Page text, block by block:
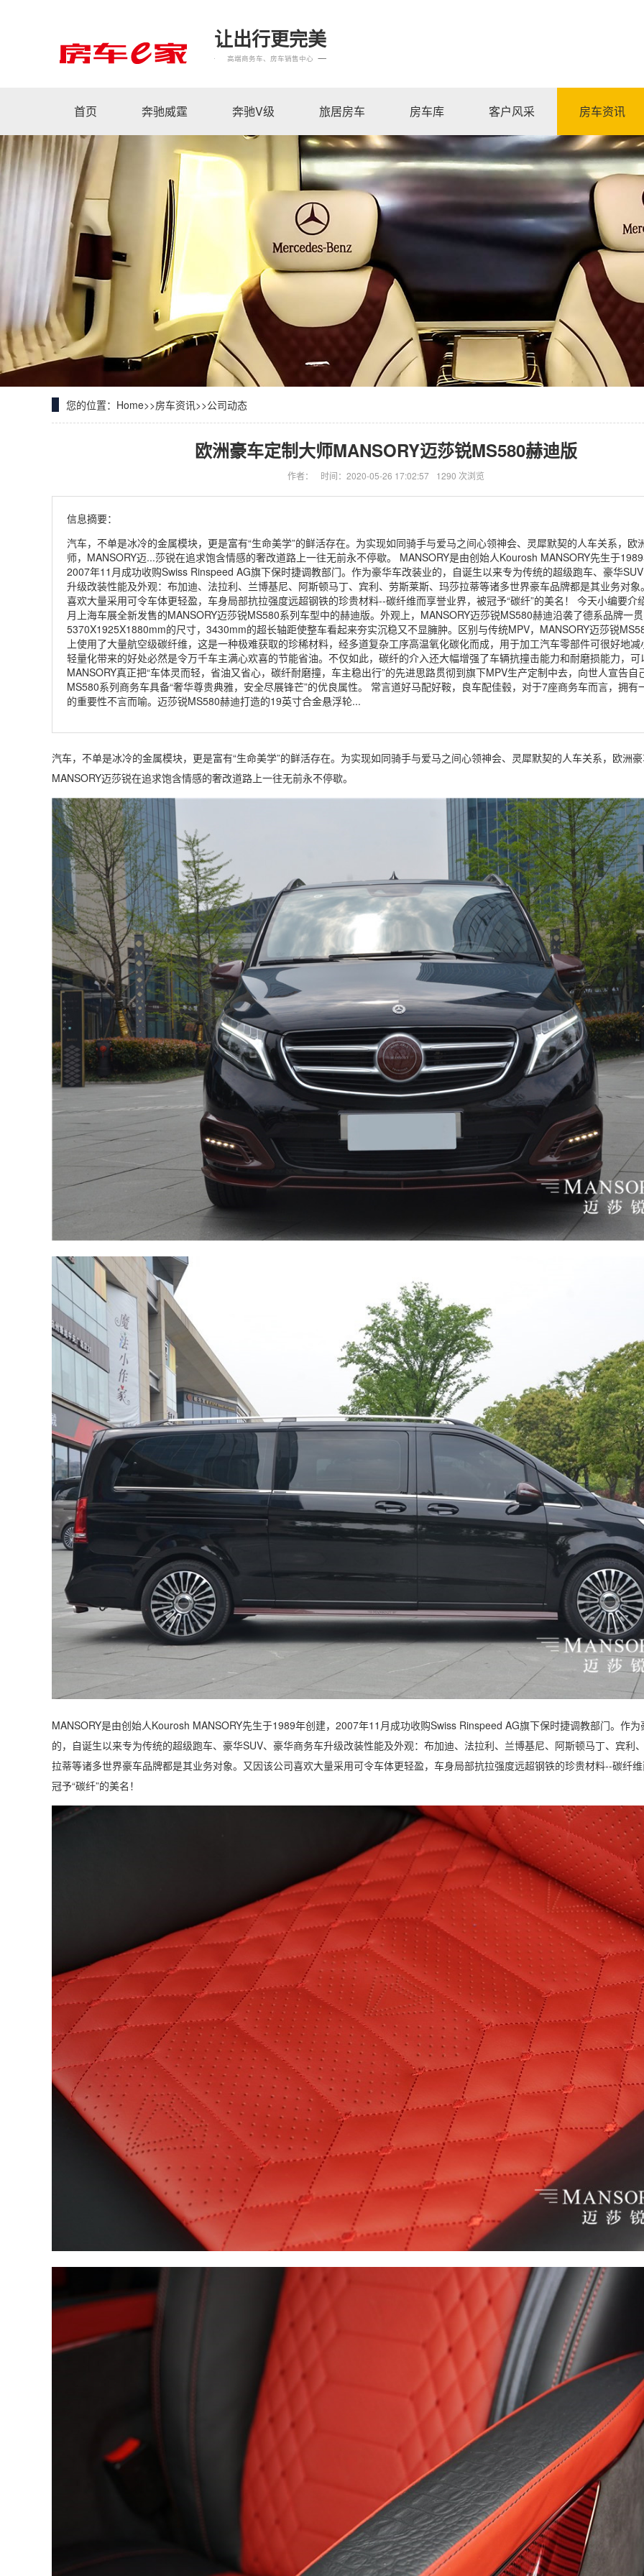
让出行更完美
高端商务车、房车销售中心
首页 奔驰威霆 奔驰V级 旅居房车 房车库 客户风采 房车资讯
您的位置： Home>>房车资讯>>公司动态
欧洲豪车定制大师MANSORY迈莎锐MS580赫迪版
作者： 时间：2020-05-26 17:02:57 1290 次浏览
信息摘要：
汽车，不单是冰冷的金属模块，更是富有“生命美学”的鲜活存在。为实现如同骑手与爱马之间心领神会、灵犀默契的人车关系，欧
师，MANSORY迈...莎锐在追求饱含情感的奢改道路上一往无前永不停歇。 MANSORY是由创始人Kourosh MANSORY先生于
2007年11月成功收购Swiss Rinspeed AG旗下保时捷调教部门。作为豪华车改装业的，自诞生以来专为传统的超级跑车、豪华
升级改装性能及外观：布加迪、法拉利、兰博基尼、阿斯顿马丁、宾利、劳斯莱斯、玛莎拉蒂等诸多世界豪车品牌都是其业务对
喜欢大量采用可令车体更轻盈，车身局部抗拉强度远超钢铁的珍贵材料--碳纤维而享誉业界，被冠予“碳纤”的美名！ 今天小编要介
月上海车展全新发售的MANSORY迈莎锐MS580系列车型中的赫迪版。外观上，MANSORY迈莎锐MS580赫迪沿袭了德系品牌一
5370X1925X1880mm的尺寸，3430mm的超长轴距使整车看起来夯实沉稳又不显臃肿。区别与传统MPV，MANSORY迈莎锐
上使用了大量航空级碳纤维，这是一种极难获取的珍稀材料，经多道复杂工序高温氧化碳化而成，用于加工汽车零部件可很好地
轻量化带来的好处必然是令万千车主满心欢喜的节能省油。不仅如此，碳纤的介入还大幅增强了车辆抗撞击能力和耐磨损能力，可
MANSORY真正把“车体灵而轻，省油又省心，碳纤耐磨撞，车主稳出行”的先进思路贯彻到旗下MPV生产定制中去，向世人宣告自
MS580系列商务车具备“奢华尊贵典雅，安全尽展锋芒”的优良属性。 常言道好马配好鞍，良车配佳毂，对于7座商务车而言，拥有
的重要性不言而喻。迈莎锐MS580赫迪打造的19英寸合金悬浮轮...
汽车，不单是冰冷的金属模块，更是富有“生命美学”的鲜活存在。为实现如同骑手与爱马之间心领神会、灵犀默契的人车关系，欧洲
MANSORY迈莎锐在追求饱含情感的奢改道路上一往无前永不停歇。
MANSORY是由创始人Kourosh MANSORY先生于1989年创建， 2007年11 月成功收购Swiss Rinspeed AG旗下保时捷调教部门。作
的，自诞生以来专为传统的超级跑车、豪华SUV、豪华商务车升级改装性能及外观：布加迪、法拉利、兰博基尼、阿斯顿马丁、宾利
拉蒂等诸多世界豪车品牌都是其业务对象。又因该公司喜欢大量采用可令车体更轻盈，车身局部抗拉强度远超钢铁的珍贵材料--碳纤
冠予“碳纤”的美名！